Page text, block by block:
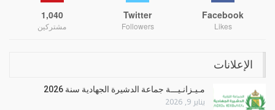
Facebook
Likes
Twitter
Followers
1,040
مشتركين
الإعلانات
مـيـزانـيـــة جماعة الدشيرة الجهادية سنة 2026
يناير 9, 2026